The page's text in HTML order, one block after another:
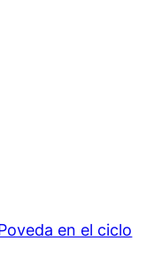
en el ciclo